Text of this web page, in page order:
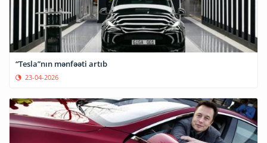
“Tesla”nın mənfəəti artıb
23-04-2026